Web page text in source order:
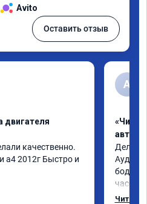
Avito
Оставить отзыв
двигателя
качественно.
а4 2012г Быстро и
А
«Чип
Делал
как
Читать